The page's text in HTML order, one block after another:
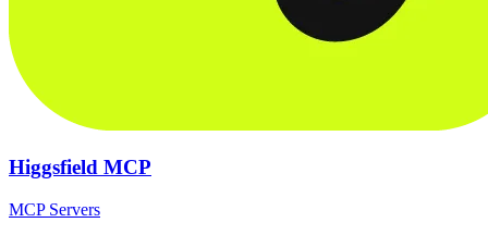
Higgsfield MCP
MCP Servers